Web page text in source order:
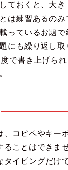
ておくと、大き
は練習あるのみ
っているお題で
にも繰り返し取
で書き上げら
、コピペやキー
ることはできま
タイピングだけ